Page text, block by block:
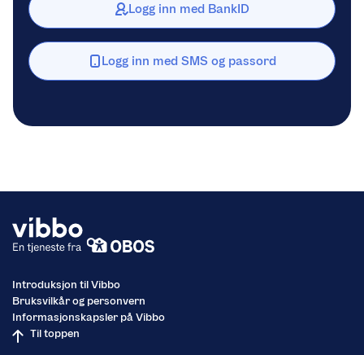
Logg inn med BankID
Logg inn med SMS og passord
Introduksjon til Vibbo
Bruksvilkår og personvern
Informasjonskapsler på Vibbo
Til toppen